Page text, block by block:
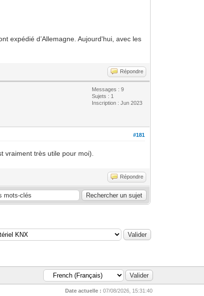
expédié d’Allemagne. Aujourd'hui, avec les
Répondre
Messages : 9
Sujets : 1
Inscription : Jun 2023
#181
vraiment très utile pour moi).
Répondre
Date actuelle : 07/08/2026, 15:31:40